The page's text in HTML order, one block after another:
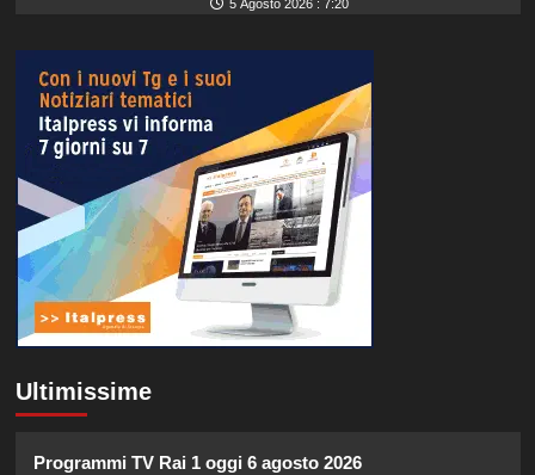
5 Agosto 2026 : 7:20
Ultimissime
Programmi TV Rai 1 oggi 6 agosto 2026